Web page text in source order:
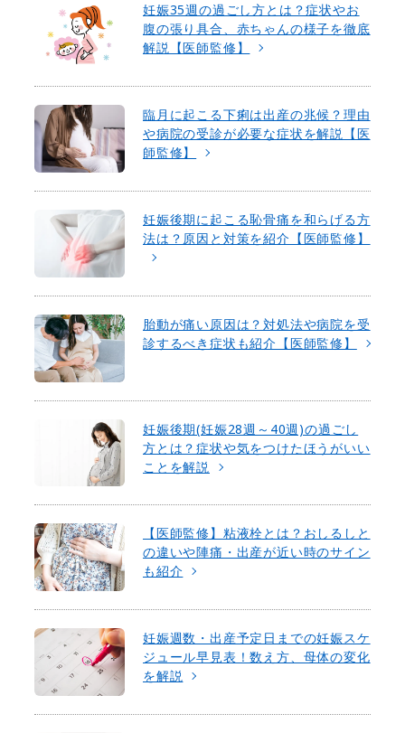
妊娠35週の過ごし方とは？症状やお
腹の張り具合、赤ちゃんの様子を徹底
解説【医師監修】
臨月に起こる下痢は出産の兆候？理由
や病院の受診が必要な症状を解説【医
師監修】
妊娠後期に起こる恥骨痛を和らげる方
法は？原因と対策を紹介【医師監修】
胎動が痛い原因は？対処法や病院を受
診するべき症状も紹介【医師監修】
妊娠後期(妊娠28週～40週)の過ごし
方とは？症状や気をつけたほうがいい
ことを解説
【医師監修】粘液栓とは？おしるしと
の違いや陣痛・出産が近い時のサイン
も紹介
妊娠週数・出産予定日までの妊娠スケ
ジュール早見表！数え方、母体の変化
を解説